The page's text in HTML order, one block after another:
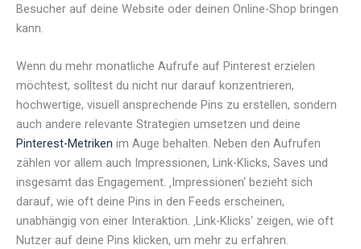
Besucher auf deine Website oder deinen Online-Shop bringen
kann.
Wenn du mehr monatliche Aufrufe auf Pinterest erzielen
möchtest, solltest du nicht nur darauf konzentrieren,
hochwertige, visuell ansprechende Pins zu erstellen, sondern
auch andere relevante Strategien umsetzen und deine
Pinterest-Metriken im Auge behalten. Neben den Aufrufen
zählen vor allem auch Impressionen, Link-Klicks, Saves und
insgesamt das Engagement. ‚Impressionen‘ bezieht sich
darauf, wie oft deine Pins in den Feeds erscheinen,
unabhängig von einer Interaktion. ‚Link-Klicks‘ zeigen, wie oft
Nutzer auf deine Pins klicken, um mehr zu erfahren.